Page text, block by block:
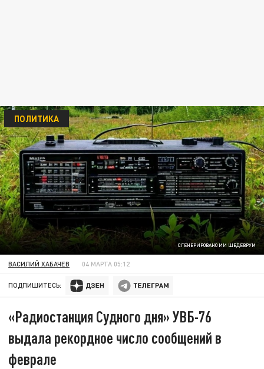
СГЕНЕРИРОВАНО ИИ ШЕДЕВРУМ
ПОЛИТИКА
ВАСИЛИЙ ХАБАЧЕВ 04 МАРТА 05:12
ПОДПИШИТЕСЬ:
«Радиостанция Судного дня» УВБ-76
выдала рекордное число сообщений в
феврале